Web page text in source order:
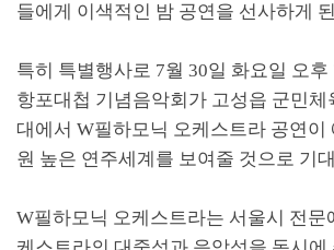
들에게 이색적인 밤 공연을 선사하게
특히 특별행사로 7월 30일 화요일 오후
항포대첩 기념음악회가 고성읍 군민체
대에서 W필하모닉 오케스트라 공연이
원 높은 연주세계를 보여줄 것으로 기
W필하모닉 오케스트라는 서울시 전문